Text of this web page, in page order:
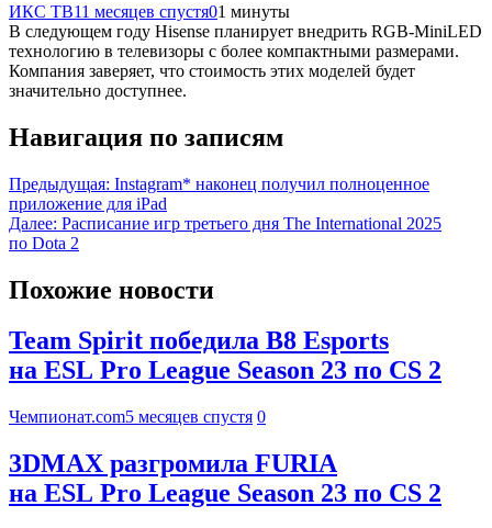
ИКС ТВ11 месяцев спустя01 минуты
В следующем году Hisense планирует внедрить RGB-MiniLED
технологию в телевизоры с более компактными размерами.
Компания заверяет, что стоимость этих моделей будет
значительно доступнее.
Навигация по записям
Предыдущая: Instagram* наконец получил полноценное
приложение для iPad
Далее: Расписание игр третьего дня The International 2025
по Dota 2
Похожие новости
Team Spirit победила B8 Esports
на ESL Pro League Season 23 по CS 2
Чемпионат.com5 месяцев спустя 0
3DMAX разгромила FURIA
на ESL Pro League Season 23 по CS 2